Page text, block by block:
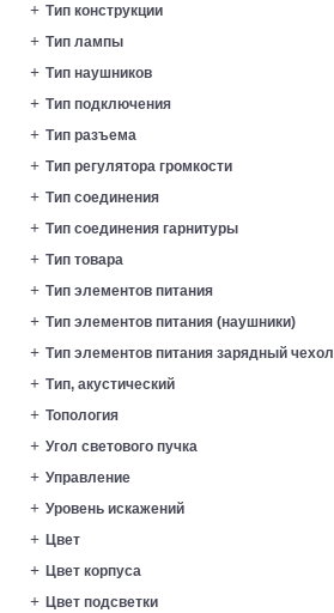
Тип конструкции
Тип лампы
Тип наушников
Тип подключения
Тип разъема
Тип регулятора громкости
Тип соединения
Тип соединения гарнитуры
Тип товара
Тип элементов питания
Тип элементов питания (наушники)
Тип элементов питания зарядный чехол
Тип, акустический
Топология
Угол светового пучка
Управление
Уровень искажений
Цвет
Цвет корпуса
Цвет подсветки